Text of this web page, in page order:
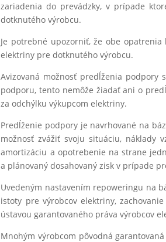
zariadenia do prevádzky, v prípade
dotknutého výrobcu.
Je potrebné upozorniť, že obe
elektriny pre dotknutého výrobcu.
Avizovaná možnosť predĺženia
podporu, tento nemôže žiadať ani o
za odchýlku výkupcom elektriny.
Predĺženie podpory je navrhované na
možnosť zvážiť svoju situáciu, náklady
amortizáciu a opotrebenie na strane
a plánovaný dosahovaný zisk v prípade
Uvedeným nastavením repoweringu na
istoty pre výrobcov elektriny,
ústavou garantovaného práva výrobcov
Mnohým výrobcom pôvodná